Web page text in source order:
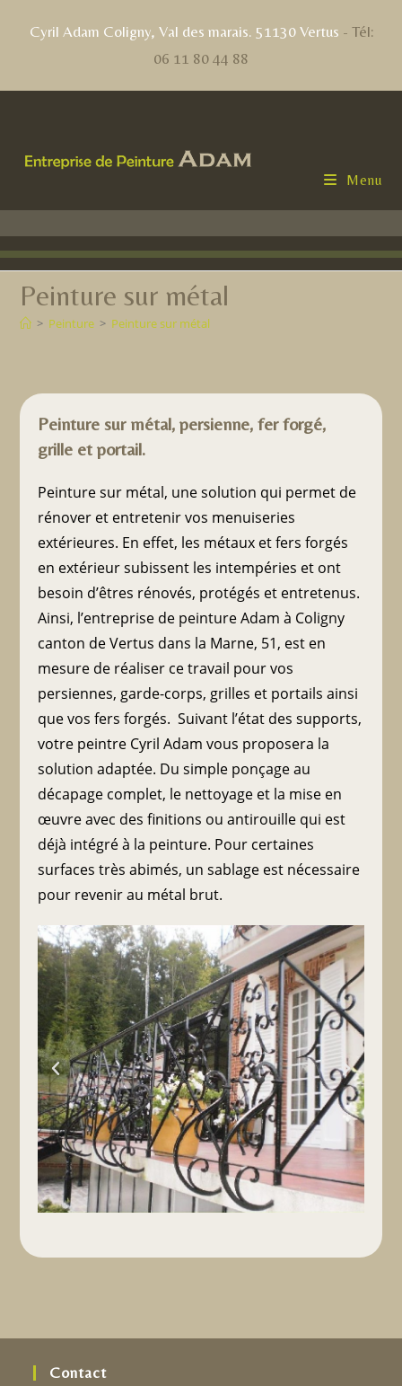
principal
Cyril Adam Coligny, Val des marais. 51130 Vertus - Tél:
06 11 80 44 88
Menu
Peinture sur métal
> Peinture > Peinture sur métal
Peinture sur métal, persienne, fer forgé,
grille et portail.
Peinture sur métal, une solution qui permet de
rénover et entretenir vos menuiseries
extérieures. En effet, les métaux et fers forgés
en extérieur subissent les intempéries et ont
besoin d’êtres rénovés, protégés et entretenus.
Ainsi, l’entreprise de peinture Adam à Coligny
canton de Vertus dans la Marne, 51, est en
mesure de réaliser ce travail pour vos
persiennes, garde-corps, grilles et portails ainsi
que vos fers forgés. Suivant l’état des supports,
votre peintre Cyril Adam vous proposera la
solution adaptée. Du simple ponçage au
décapage complet, le nettoyage et la mise en
œuvre avec des finitions ou antirouille qui est
déjà intégré à la peinture. Pour certaines
surfaces très abimés, un sablage est nécessaire
pour revenir au métal brut.
Contact